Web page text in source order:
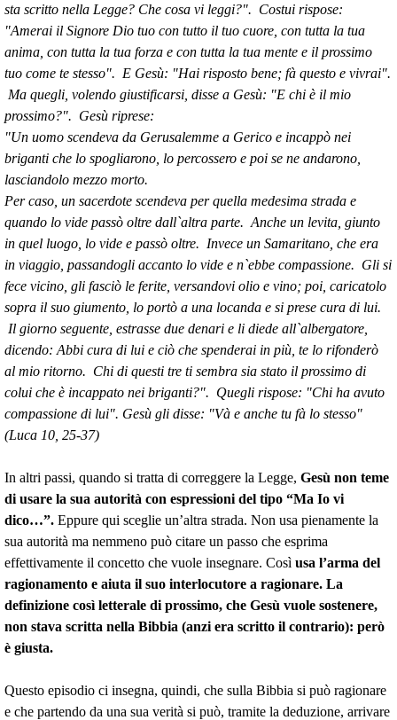
sta scritto nella Legge? Che cosa vi leggi?". Costui rispose:
"Amerai il Signore Dio tuo con tutto il tuo cuore, con tutta la tua
anima, con tutta la tua forza e con tutta la tua mente e il prossimo
tuo come te stesso". E Gesù: "Hai risposto bene; fà questo e vivrai".
Ma quegli, volendo giustificarsi, disse a Gesù: "E chi è il mio
prossimo?". Gesù riprese:
"Un uomo scendeva da Gerusalemme a Gerico e incappò nei
briganti che lo spogliarono, lo percossero e poi se ne andarono,
lasciandolo mezzo morto.
Per caso, un sacerdote scendeva per quella medesima strada e
quando lo vide passò oltre dall`altra parte. Anche un levita, giunto
in quel luogo, lo vide e passò oltre. Invece un Samaritano, che era
in viaggio, passandogli accanto lo vide e n`ebbe compassione. Gli si
fece vicino, gli fasciò le ferite, versandovi olio e vino; poi, caricatolo
sopra il suo giumento, lo portò a una locanda e si prese cura di lui.
Il giorno seguente, estrasse due denari e li diede all`albergatore,
dicendo: Abbi cura di lui e ciò che spenderai in più, te lo rifonderò
al mio ritorno. Chi di questi tre ti sembra sia stato il prossimo di
colui che è incappato nei briganti?". Quegli rispose: "Chi ha avuto
compassione di lui". Gesù gli disse: "Và e anche tu fà lo stesso"
(Luca 10, 25-37)
In altri passi, quando si tratta di correggere la Legge, Gesù non teme
di usare la sua autorità con espressioni del tipo “Ma Io vi
dico…”. Eppure qui sceglie un’altra strada. Non usa pienamente la
sua autorità ma nemmeno può citare un passo che esprima
effettivamente il concetto che vuole insegnare. Così usa l’arma del
ragionamento e aiuta il suo interlocutore a ragionare. La
definizione così letterale di prossimo, che Gesù vuole sostenere,
non stava scritta nella Bibbia (anzi era scritto il contrario): però
è giusta.
Questo episodio ci insegna, quindi, che sulla Bibbia si può ragionare
e che partendo da una sua verità si può, tramite la deduzione, arrivare